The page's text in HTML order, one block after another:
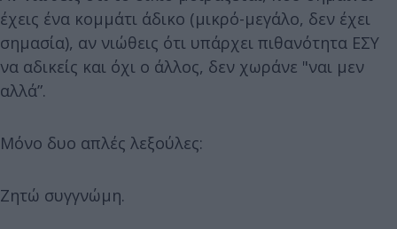
έχεις ένα κομμάτι άδικο (μικρό-μεγάλο, δεν έχει
σημασία), αν νιώθεις ότι υπάρχει πιθανότητα ΕΣΥ
να αδικείς και όχι ο άλλος, δεν χωράνε "ναι μεν
αλλά”.
Μόνο δυο απλές λεξούλες:
Ζητώ συγγνώμη.